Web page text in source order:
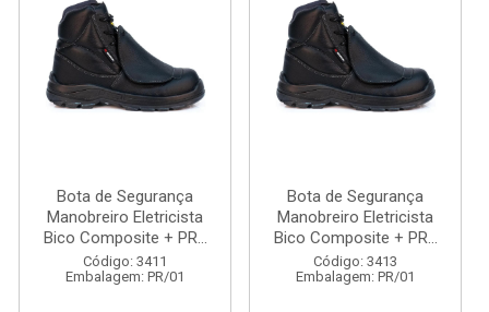
Bota de Segurança
Manobreiro Eletricista
Bico Composite + PR...
Código: 3411
Embalagem: PR/01
Bota de Segurança
Manobreiro Eletricista
Bico Composite + PR...
Código: 3413
Embalagem: PR/01